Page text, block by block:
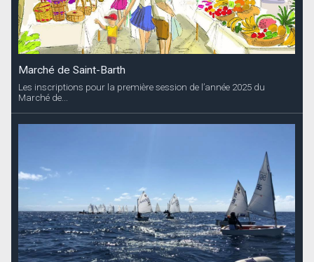
Marché de Saint-Barth
Les inscriptions pour la première session de l’année 2025 du
Marché de...